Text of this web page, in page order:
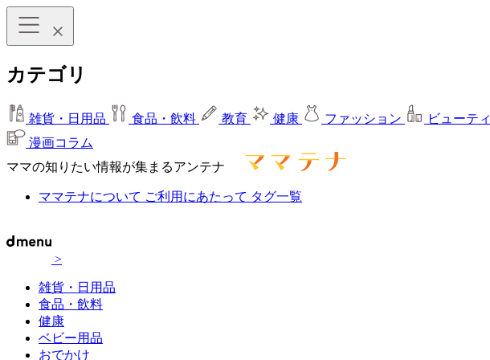
カテゴリ
雑貨・日用品 食品・飲料 教育 健康 ファッション ビューティ
漫画コラム
ママの知りたい情報が集まるアンテナ
ママテナについて ご利用にあたって タグ一覧
>
雑貨・日用品
食品・飲料
健康
ベビー用品
おでかけ